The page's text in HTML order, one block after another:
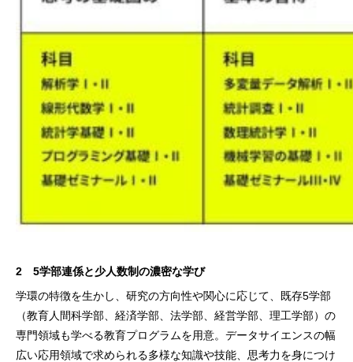
2 5学部連係と少人数制の濃密な学び
学環の特徴を生かし、研究の方向性や関心に応じて、既存5学部
（教育人間科学部、経済学部、法学部、経営学部、理工学部）の
専門領域も学べる教育プログラムを用意。データサイエンスの幅
広い応用領域で求められる多様な知識や技能、思考力を身につけ